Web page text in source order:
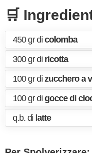
🛒
450 gr di colomba
300 gr di ricotta
100 gr di zucchero a
100 gr di gocce di
q.b. di latte